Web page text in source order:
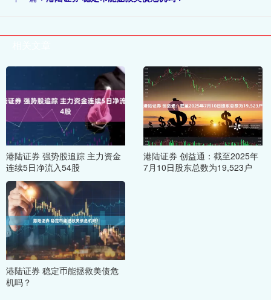
港陆证券 强势股追踪 主力资金
连续5日净流入54股
港陆证券 创益通：截至2025年
7月10日股东总数为19,523户
港陆证券 稳定币能拯救美债危
机吗？